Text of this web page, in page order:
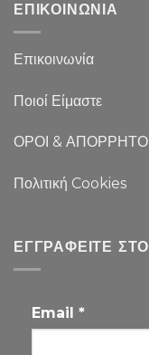
ΕΠΙΚΟΙΝΩΝΙΑ
Επικοινωνία
Ποιοί Είμαστε
ΟΡΟΙ & ΑΠΟΡΡΗΤΟ
Πολιτική Cookies
ΕΓΓΡΑΦΕΊΤΕ
Email *